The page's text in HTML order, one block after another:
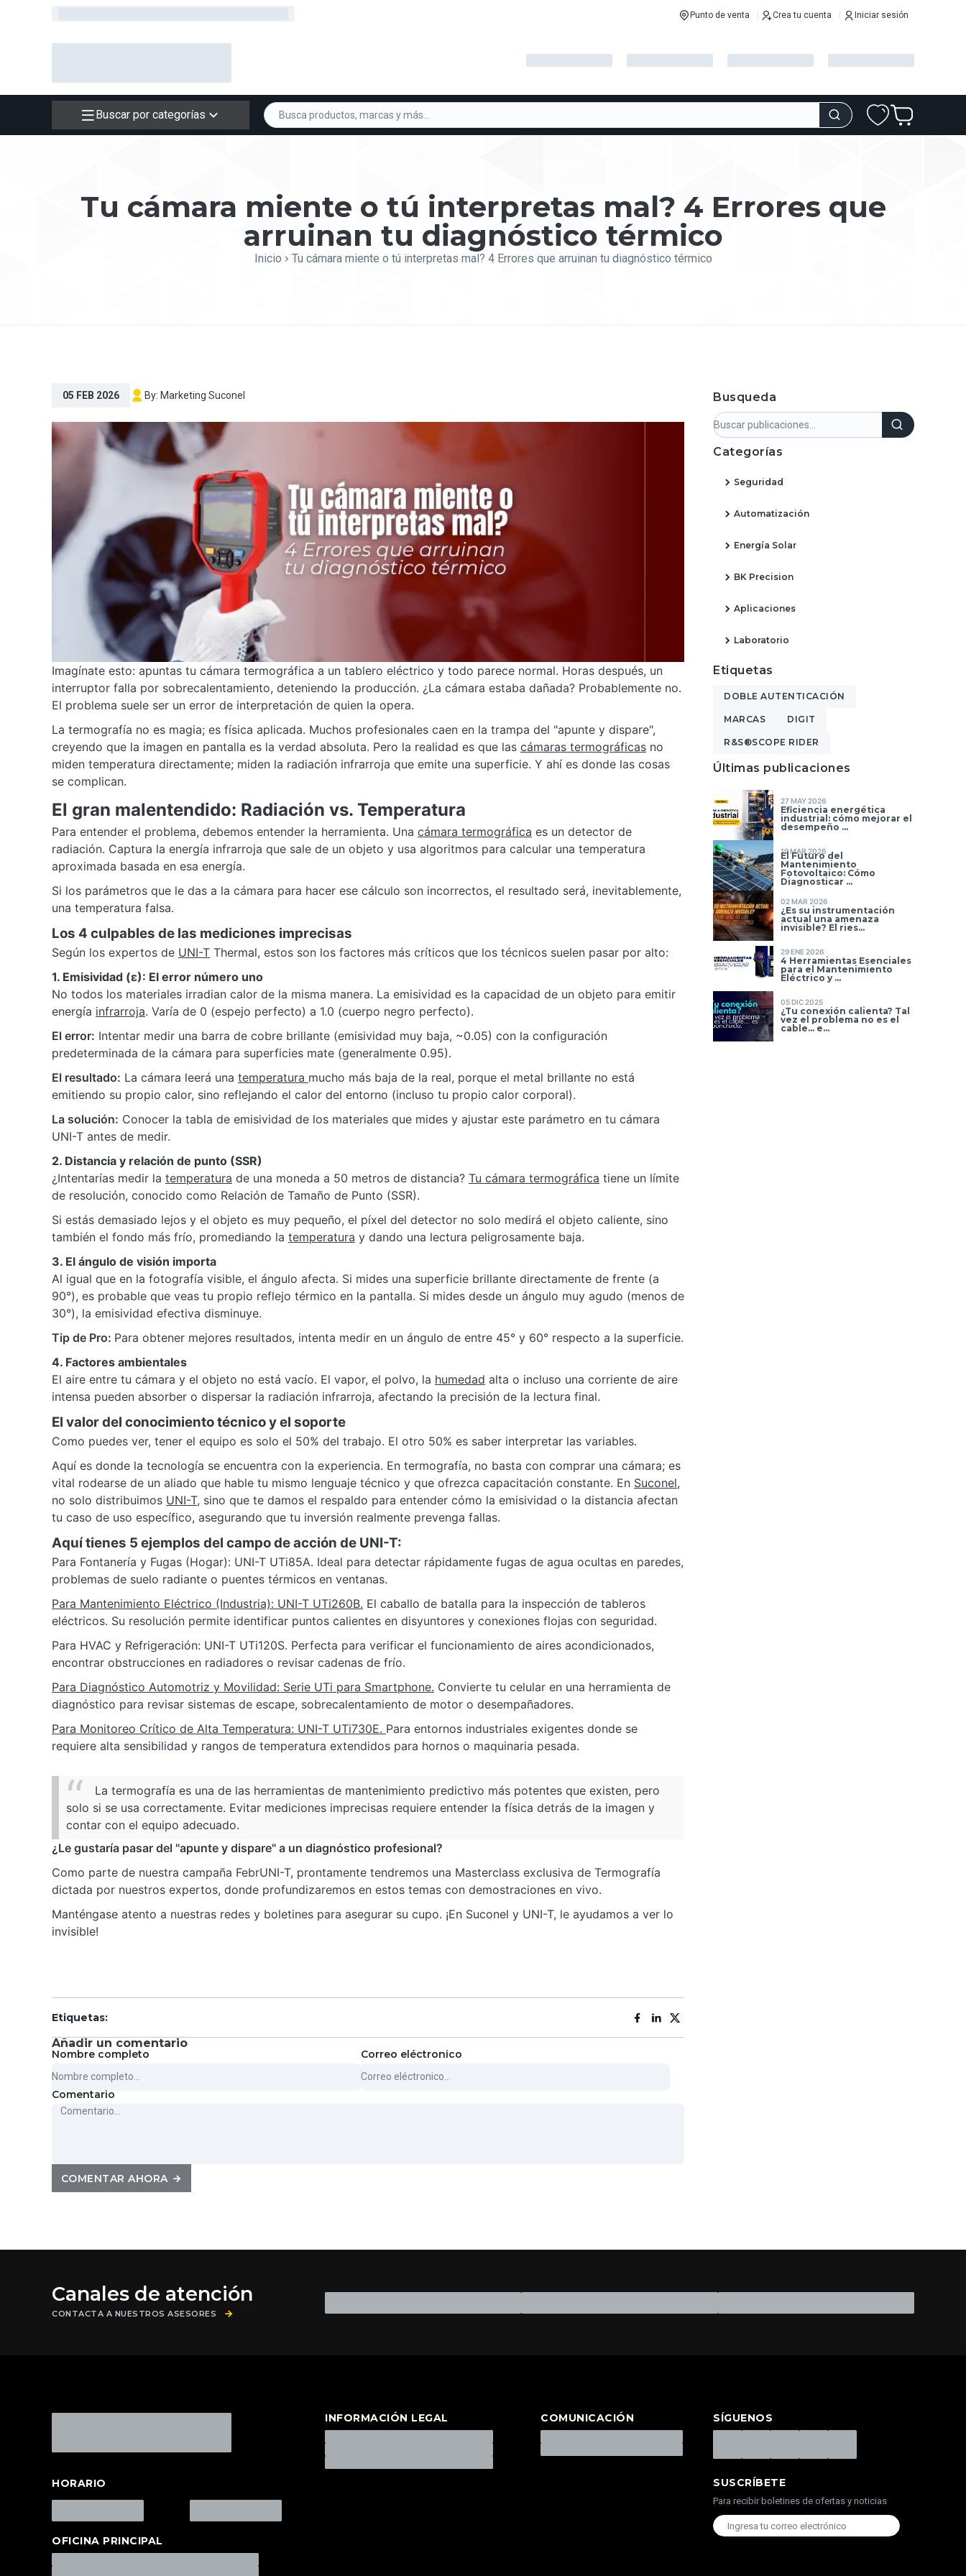
Punto de venta Crea tu cuenta Iniciar sesión
Buscar por categorías
Tu cámara miente o tú interpretas mal? 4 Errores que
arruinan tu diagnóstico térmico
Inicio Tu cámara miente o tú interpretas mal? 4 Errores que arruinan tu diagnóstico térmico
05 FEB 2026 By: Marketing Suconel
Imagínate esto: apuntas tu cámara termográfica a un tablero eléctrico y todo parece normal. Horas después, un
interruptor falla por sobrecalentamiento, deteniendo la producción. ¿La cámara estaba dañada? Probablemente no.
El problema suele ser un error de interpretación de quien la opera.
La termografía no es magia; es física aplicada. Muchos profesionales caen en la trampa del "apunte y dispare",
creyendo que la imagen en pantalla es la verdad absoluta. Pero la realidad es que las cámaras termográficas no
miden temperatura directamente; miden la radiación infrarroja que emite una superficie. Y ahí es donde las cosas
se complican.
El gran malentendido: Radiación vs. Temperatura
Para entender el problema, debemos entender la herramienta. Una cámara termográfica es un detector de
radiación. Captura la energía infrarroja que sale de un objeto y usa algoritmos para calcular una temperatura
aproximada basada en esa energía.
Si los parámetros que le das a la cámara para hacer ese cálculo son incorrectos, el resultado será, inevitablemente,
una temperatura falsa.
Los 4 culpables de las mediciones imprecisas
Según los expertos de UNI-T Thermal, estos son los factores más críticos que los técnicos suelen pasar por alto:
1. Emisividad (ε): El error número uno
No todos los materiales irradian calor de la misma manera. La emisividad es la capacidad de un objeto para emitir
energía infrarroja. Varía de 0 (espejo perfecto) a 1.0 (cuerpo negro perfecto).
El error: Intentar medir una barra de cobre brillante (emisividad muy baja, ~0.05) con la configuración
predeterminada de la cámara para superficies mate (generalmente 0.95).
El resultado: La cámara leerá una temperatura mucho más baja de la real, porque el metal brillante no está
emitiendo su propio calor, sino reflejando el calor del entorno (incluso tu propio calor corporal).
La solución: Conocer la tabla de emisividad de los materiales que mides y ajustar este parámetro en tu cámara
UNI-T antes de medir.
2. Distancia y relación de punto (SSR)
¿Intentarías medir la temperatura de una moneda a 50 metros de distancia? Tu cámara termográfica tiene un límite
de resolución, conocido como Relación de Tamaño de Punto (SSR).
Si estás demasiado lejos y el objeto es muy pequeño, el píxel del detector no solo medirá el objeto caliente, sino
también el fondo más frío, promediando la temperatura y dando una lectura peligrosamente baja.
3. El ángulo de visión importa
Al igual que en la fotografía visible, el ángulo afecta. Si mides una superficie brillante directamente de frente (a
90°), es probable que veas tu propio reflejo térmico en la pantalla. Si mides desde un ángulo muy agudo (menos de
30°), la emisividad efectiva disminuye.
Tip de Pro: Para obtener mejores resultados, intenta medir en un ángulo de entre 45° y 60° respecto a la superficie.
4. Factores ambientales
El aire entre tu cámara y el objeto no está vacío. El vapor, el polvo, la humedad alta o incluso una corriente de aire
intensa pueden absorber o dispersar la radiación infrarroja, afectando la precisión de la lectura final.
El valor del conocimiento técnico y el soporte
Como puedes ver, tener el equipo es solo el 50% del trabajo. El otro 50% es saber interpretar las variables.
Aquí es donde la tecnología se encuentra con la experiencia. En termografía, no basta con comprar una cámara; es
vital rodearse de un aliado que hable tu mismo lenguaje técnico y que ofrezca capacitación constante. En Suconel,
no solo distribuimos UNI-T, sino que te damos el respaldo para entender cómo la emisividad o la distancia afectan
tu caso de uso específico, asegurando que tu inversión realmente prevenga fallas.
Aquí tienes 5 ejemplos del campo de acción de UNI-T:
Para Fontanería y Fugas (Hogar): UNI-T UTi85A. Ideal para detectar rápidamente fugas de agua ocultas en paredes,
problemas de suelo radiante o puentes térmicos en ventanas.
Para Mantenimiento Eléctrico (Industria): UNI-T UTi260B. El caballo de batalla para la inspección de tableros
eléctricos. Su resolución permite identificar puntos calientes en disyuntores y conexiones flojas con seguridad.
Para HVAC y Refrigeración: UNI-T UTi120S. Perfecta para verificar el funcionamiento de aires acondicionados,
encontrar obstrucciones en radiadores o revisar cadenas de frío.
Para Diagnóstico Automotriz y Movilidad: Serie UTi para Smartphone. Convierte tu celular en una herramienta de
diagnóstico para revisar sistemas de escape, sobrecalentamiento de motor o desempañadores.
Para Monitoreo Crítico de Alta Temperatura: UNI-T UTi730E. Para entornos industriales exigentes donde se
requiere alta sensibilidad y rangos de temperatura extendidos para hornos o maquinaria pesada.
La termografía es una de las herramientas de mantenimiento predictivo más potentes que existen, pero
solo si se usa correctamente. Evitar mediciones imprecisas requiere entender la física detrás de la imagen y
contar con el equipo adecuado.
¿Le gustaría pasar del "apunte y dispare" a un diagnóstico profesional?
Como parte de nuestra campaña FebrUNI-T, prontamente tendremos una Masterclass exclusiva de Termografía
dictada por nuestros expertos, donde profundizaremos en estos temas con demostraciones en vivo.
Manténgase atento a nuestras redes y boletines para asegurar su cupo. ¡En Suconel y UNI-T, le ayudamos a ver lo
invisible!
Etiquetas:
Añadir un comentario
Nombre completo Correo eléctronico
Comentario
COMENTAR AHORA
Busqueda
Categorías
Seguridad
Automatización
Energía Solar
BK Precision
Aplicaciones
Laboratorio
Etiquetas
DOBLE AUTENTICACIÓN
MARCAS DIGIT
R&S®SCOPE RIDER
Últimas publicaciones
27 MAY 2026
Eficiencia energética
industrial: cómo mejorar el
desempeño ...
19 MAR 2026
El Futuro del
Mantenimiento
Fotovoltaico: Cómo
Diagnosticar ...
02 MAR 2026
¿Es su instrumentación
actual una amenaza
invisible? El ries...
29 ENE 2026
4 Herramientas Esenciales
para el Mantenimiento
Eléctrico y ...
05 DIC 2025
¿Tu conexión calienta? Tal
vez el problema no es el
cable… e...
Canales de atención
CONTACTA A NUESTROS ASESORES
HORARIO
OFICINA PRINCIPAL
INFORMACIÓN LEGAL COMUNICACIÓN SÍGUENOS
SUSCRÍBETE
Para recibir boletines de ofertas y noticias